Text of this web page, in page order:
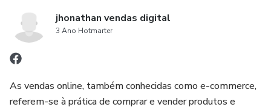
uma alimentação fitness. Elas geralmente possuem um
equilíbrio adequado entre proteínas, carboidratos
complexos e suplementos saudáveis, além de serem
Ao optar por marmitas congeladas fitness, você pode
jhonathan vendas digital
3 Ano Hotmarter
As vendas online, também conhecidas como e-commerce,
referem-se à prática de comprar e vender produtos e